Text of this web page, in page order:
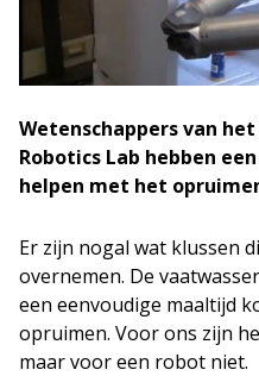
Wetenschappers van
Robotics Lab hebben
helpen met het
Er zijn nogal wat klussen
overnemen. De
een eenvoudige maaltijd
opruimen. Voor ons zijn
maar voor een robot niet.